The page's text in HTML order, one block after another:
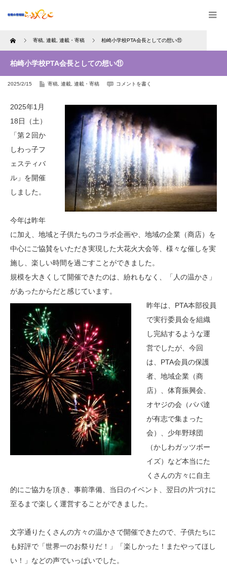
Home 寄稿 連載 連載・寄稿 柏崎小学校PTA会長としての想い⑪
柏崎小学校PTA会長としての想い⑪
2025/2/15 寄稿 連載 連載・寄稿 コメントを書く
2025年1月
18日（土）
「第２回か
しわっ子フ
ェスティバ
ル」を開催
しました。
今年は昨年
に加え、地域と子供たちのコラボ企画や、地域の企業（商店）を
中心にご協賛をいただき実現した大花火大会等、様々な催しを実
施し、楽しい時間を過ごすことができました。
規模を大きくして開催できたのは、紛れもなく、「人の温かさ」
があったからだと感じています。
昨年は、PTA本部役員
で実行委員会を組織
し完結するような運
営でしたが、今回
は、PTA会員の保護
者、地域企業（商
店）、体育振興会、
オヤジの会（パパ達
が有志で集まった
会）、少年野球団
（かしわガッツボー
イズ）など本当にた
くさんの方々に自主
的にご協力を頂き、事前準備、当日のイベント、翌日の片づけに
至るまで楽しく運営することができました。
文字通りたくさんの方々の温かさで開催できたので、子供たちに
も好評で「世界一のお祭りだ！」「楽しかった！またやってほし
い！」などの声でいっぱいでした。